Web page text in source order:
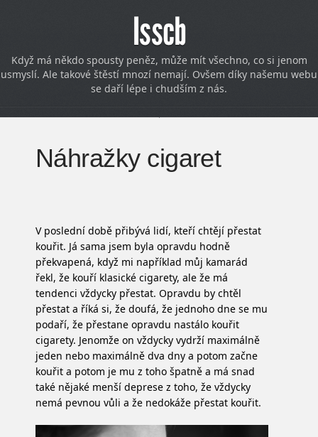
Isscb
Když má někdo spousty peněz, může mít všechno, co si jenom
usmyslí. Ale takové štěstí mnozí nemají. Ovšem díky našemu webu
se daří lépe i chudším z nás.
Náhražky cigaret
V poslední době přibývá lidí, kteří chtějí přestat
kouřit. Já sama jsem byla opravdu hodně
překvapená, když mi například můj kamarád
řekl, že kouří klasické cigarety, ale že má
tendenci vždycky přestat. Opravdu by chtěl
přestat a říká si, že doufá, že jednoho dne se mu
podaří, že přestane opravdu nastálo kouřit
cigarety. Jenomže on vždycky vydrží maximálně
jeden nebo maximálně dva dny a potom začne
kouřit a potom je mu z toho špatně a má snad
také nějaké menší deprese z toho, že vždycky
nemá pevnou vůli a že nedokáže přestat kouřit.